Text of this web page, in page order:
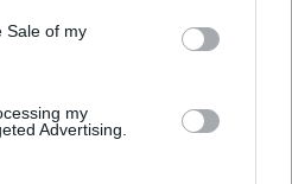
Sale of my
my
Advertising.